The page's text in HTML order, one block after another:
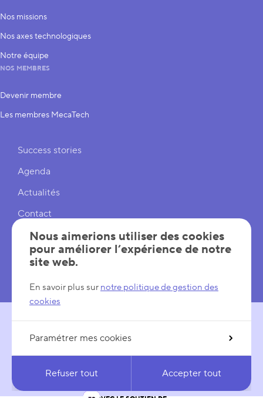
Nos missions
Nos axes technologiques
Notre équipe
NOS MEMBRES
Devenir membre
Les membres MecaTech
Liens rapides
Success stories
Agenda
Actualités
Contact
Cookies
Réglages cookies
SUIVEZ-NOUS
Nous aimerions utiliser des cookies
pour améliorer l’expérience de notre
site web.
En savoir plus sur notre politique de gestion des
cookies
Paramétrer mes cookies
Refuser tout Accepter tout